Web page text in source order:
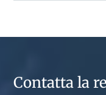
Contatta la